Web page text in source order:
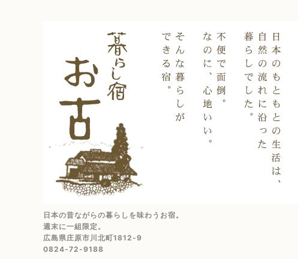
日本の昔ながらの暮らしを味わうお宿。
週末に一組限定。
広島県庄原市川北町1812-9
0824-72-9188